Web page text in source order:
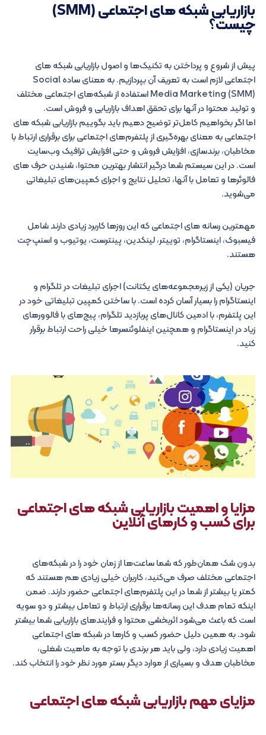
بازاریابی شبکه های اجتماعی (SMM)
چیست؟
پیش از شروع و پرداختن به تکنیک‌ها و اصول بازاریابی شبکه های
اجتماعی لازم است به تعریف آن بپردازیم. به معنای ساده Social
Media Marketing (SMM) استفاده از شبکه‌های اجتماعی مختلف
و تولید محتوا در آنها برای تحقق اهداف بازاریابی و فروش است.
اما اگر بخواهیم کامل‌تر توضیح دهیم باید بگوییم بازاریابی شبکه های
اجتماعی به معنای بهره‌گیری از پلتفرم‌های اجتماعی برای برقراری ارتباط با
مخاطبان، برندسازی، افزایش فروش و حتی افزایش ترافیک وب‌سایت
است. در این سیستم شما درگیر انتشار بهترین محتوا، شنیدن حرف های
فالوئرها و تعامل با آنها، تحلیل نتایج و اجرای کمپین‌های تبلیغاتی
می‌شوید.
مهمترین رسانه های اجتماعی که این روزها کاربرد زیادی دارند شامل
فیسبوک، اینستاگرام، توییتر، لینکدین، پینترست، یوتیوب و اسنپ‌چت
هستند.
جریان (یکی از زیرمجموعه‌های یکتانت) اجرای تبلیغات در تلگرام و
اینستاگرام را بسیار آسان کرده است. با ساختن کمپین تبلیغاتی خود در
این پلتفرم، با ادمین کانال‌های پربازدید تلگرام، پیج‌های با فالوورهای
زیاد در اینستاگرام و همچنین اینفلوئنسرها خیلی راحت ارتباط برقرار
کنید.
مزایا و اهمیت بازاریابی شبکه های اجتماعی
برای کسب و کارهای آنلاین
بدون شک همان‌طور که شما ساعت‌ها از زمان خود را در شبکه‌های
اجتماعی مختلف صرف می‌کنید، کاربران خیلی زیادی هم هستند که
کمتر یا بیشتر از شما در این پلتفرم‌های اجتماعی حضور دارند. ضمن
اینکه تمام هدف این رسانه‌ها برقراری ارتباط و تعامل بیشتر و دو سویه
است که باعث می‌شود اثربخشی محتوا و فرایندهای بازاریابی شما بیشتر
شود. به همین دلیل حضور کسب و کارها در شبکه های اجتماعی
اهمیت زیادی دارد، ولی باید هر برندی با توجه به ماهیت شغلی،
مخاطبان هدف و بسیاری از موارد دیگر بستر مورد نظر خود را انتخاب کند.
مزایای مهم بازاریابی شبکه های اجتماعی